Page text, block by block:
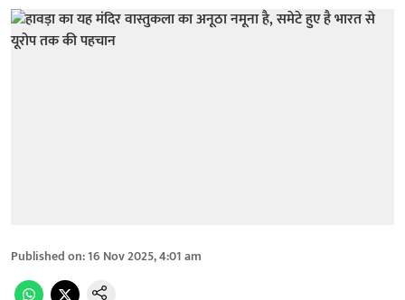
Published on:16 Nov 2025, 4:01 am